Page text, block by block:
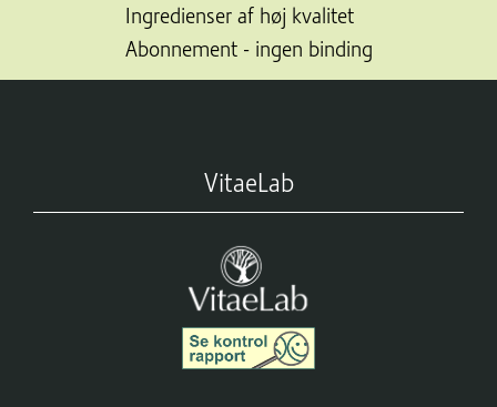
Ingredienser af høj kvalitet
Abonnement - ingen binding
VitaeLab